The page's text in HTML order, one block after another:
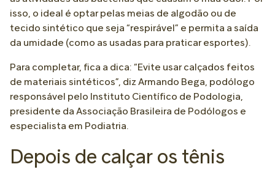
isso, o ideal é optar pelas meias de algodão ou de
tecido sintético que seja “respirável” e permita a saída
da umidade (como as usadas para praticar esportes).
Para completar, fica a dica: “Evite usar calçados feitos
de materiais sintéticos”, diz Armando Bega, podólogo
responsável pelo Instituto Científico de Podologia,
presidente da Associação Brasileira de Podólogos e
especialista em Podiatria.
Depois de calçar os tênis